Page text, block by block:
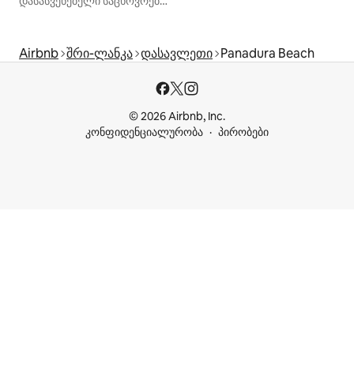
Airbnb შრი-ლანკა დასავლეთი Panadura Beach
© 2026 Airbnb, Inc.
კონფიდენციალურობა
პირობები